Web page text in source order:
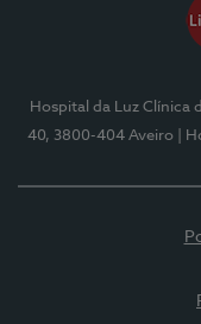
Hospital da Luz Clínica
40, 3800-404 Aveiro
|